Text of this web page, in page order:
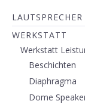
WERKSTATT
Werkstatt
Beschichten
Diaphragma
Dome